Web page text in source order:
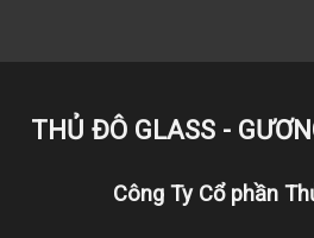
THỦ ĐÔ GLASS -
Công Ty Cổ phần